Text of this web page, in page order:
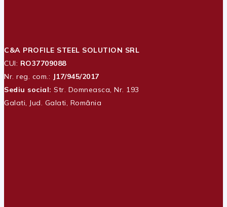
C&A PROFILE STEEL SOLUTION SRL
CUI: RO37709088
Nr. reg. com.: J17/945/2017
Sediu social: Str. Domneasca, Nr. 193
Galati, Jud. Galati, România